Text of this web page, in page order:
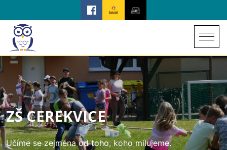
ZŠ CEREKVICE
Učíme se zejména od toho, koho milujeme.